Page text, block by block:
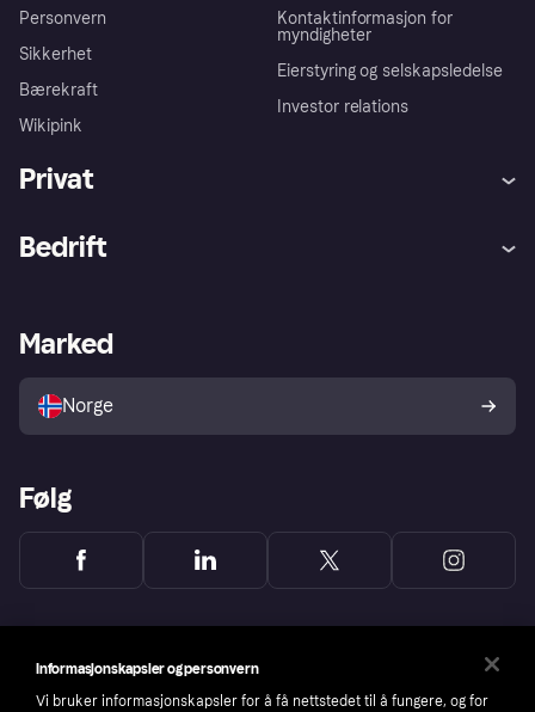
Personvern
Sikkerhet
Bærekraft
Wikipink
Kontaktinformasjon for
myndigheter
Eierstyring og selskapsledelse
Investor relations
Privat
Utforsk butikker
Bedrift
Merchant portal
Marked
Norge
Følg
Informasjonskapsler og personvern
Vi bruker informasjonskapsler for å få nettstedet til å fungere, og for